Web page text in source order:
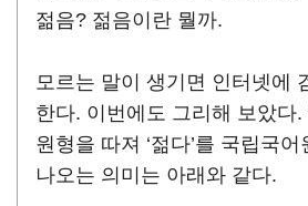
젊음? 젊음이란 뭘까.
모르는 말이 생기면 인터넷에
한다. 이번에도 그리해 보았다.
원형을 따져 ‘젊다’를 국립국어
나오는 의미는 아래와 같다.